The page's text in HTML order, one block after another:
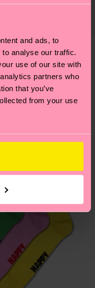
and ads, to
analyse our traffic.
use of our site with
partners who
that you’ve
from your use
MEHR!
und Tricks
.
der Bestellung
Bitte bedenke,
Richtwert handelt
lokalen Post in
In unserem